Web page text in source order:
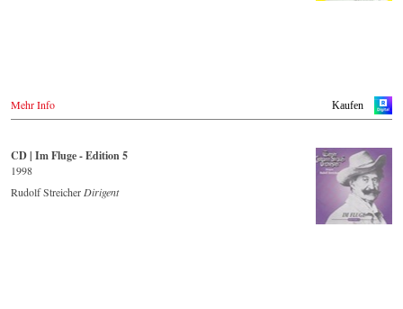
Kaufen
Mehr Info
CD | Im Fluge - Edition 5
1998
Rudolf Streicher Dirigent